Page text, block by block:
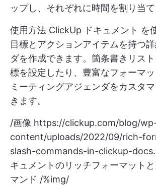
ップし、それぞれに時間を割り当て
使用方法 ClickUp ドキュメント を
目標とアクションアイテムを持つ
ダを作成できます。箇条書きリス
標を設定したり、豊富なフォーマ
ミーティングアジェンダをカスタ
きます。
/画像 https://clickup.com/blog/
content/uploads/2022/09/rich-
slash-commands-in-clickup-
キュメントのリッチフォーマット
マンド /%img/